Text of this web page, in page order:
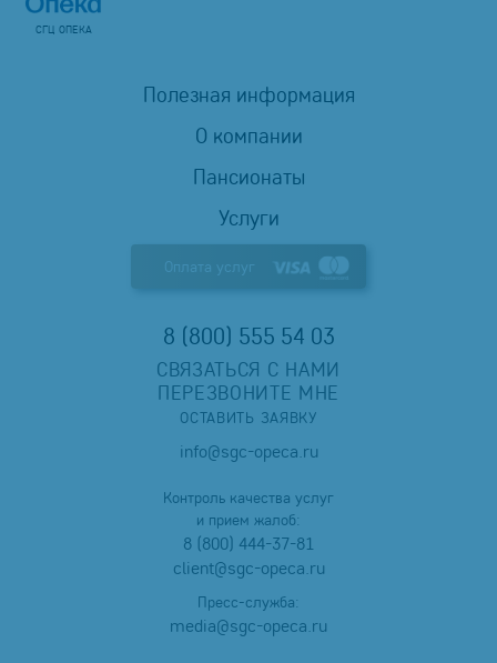
СГЦ ОПЕКА
Пансионаты
Услуги
Полезная информация
О компании
Оплата услуг
8 (800) 555 54 03
СВЯЗАТЬСЯ С НАМИ
ПЕРЕЗВОНИТЕ МНЕ
ОСТАВИТЬ ЗАЯВКУ
info@sgc-opeca.ru
Контроль качества услуг
и прием жалоб:
8 (800) 444-37-81
client@sgc-opeca.ru
Пресс-служба:
media@sgc-opeca.ru